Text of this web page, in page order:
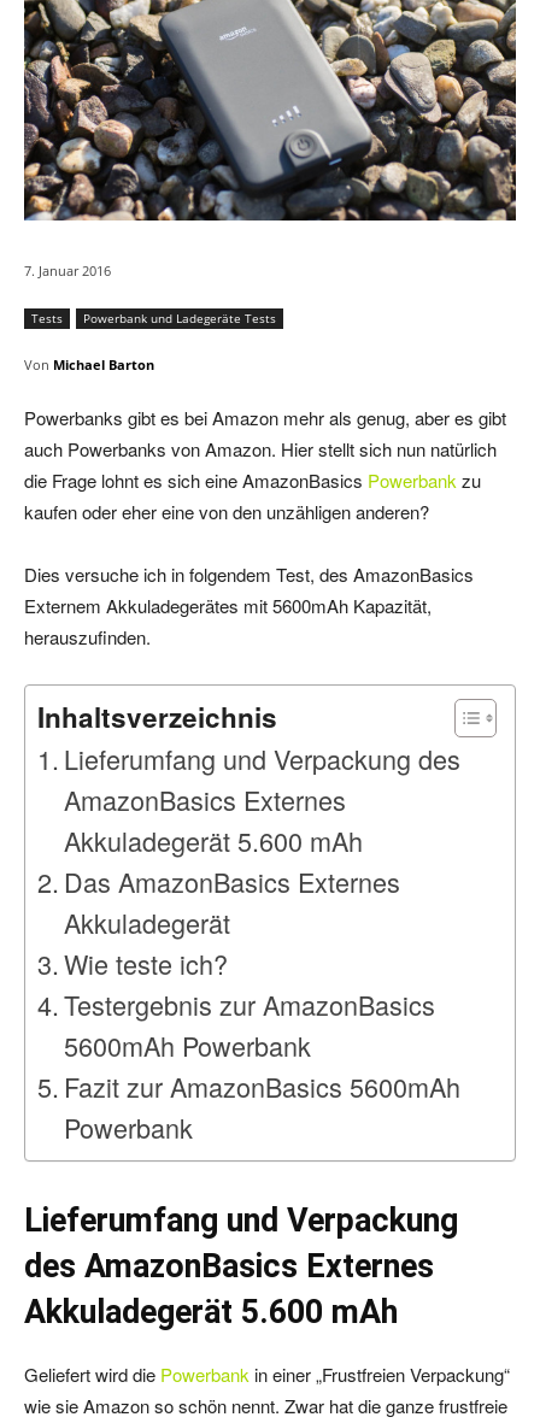
7. Januar 2016
Tests Powerbank und Ladegeräte Tests
Von Michael Barton
Powerbanks gibt es bei Amazon mehr als genug, aber es gibt
auch Powerbanks von Amazon. Hier stellt sich nun natürlich
die Frage lohnt es sich eine AmazonBasics Powerbank zu
kaufen oder eher eine von den unzähligen anderen?
Dies versuche ich in folgendem Test, des AmazonBasics
Externem Akkuladegerätes mit 5600mAh Kapazität,
herauszufinden.
Inhaltsverzeichnis
Lieferumfang und Verpackung des
AmazonBasics Externes
Akkuladegerät 5.600 mAh
Das AmazonBasics Externes
Akkuladegerät
Wie teste ich?
Testergebnis zur AmazonBasics
5600mAh Powerbank
Fazit zur AmazonBasics 5600mAh
Powerbank
Lieferumfang und Verpackung
des AmazonBasics Externes
Akkuladegerät 5.600 mAh
Geliefert wird die Powerbank in einer „Frustfreien Verpackung“
wie sie Amazon so schön nennt. Zwar hat die ganze frustfreie